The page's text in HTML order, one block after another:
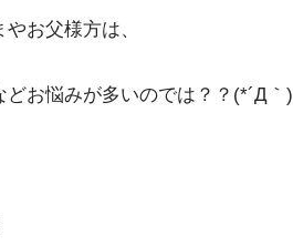
お父様方は、
お悩みが多いのでは？？(*´Д｀)